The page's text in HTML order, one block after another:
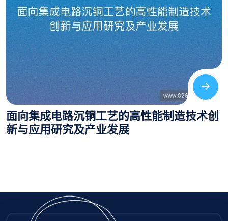
面向集成电路沉铜工艺的高性能制造技术创
新与应用研究及产业发展